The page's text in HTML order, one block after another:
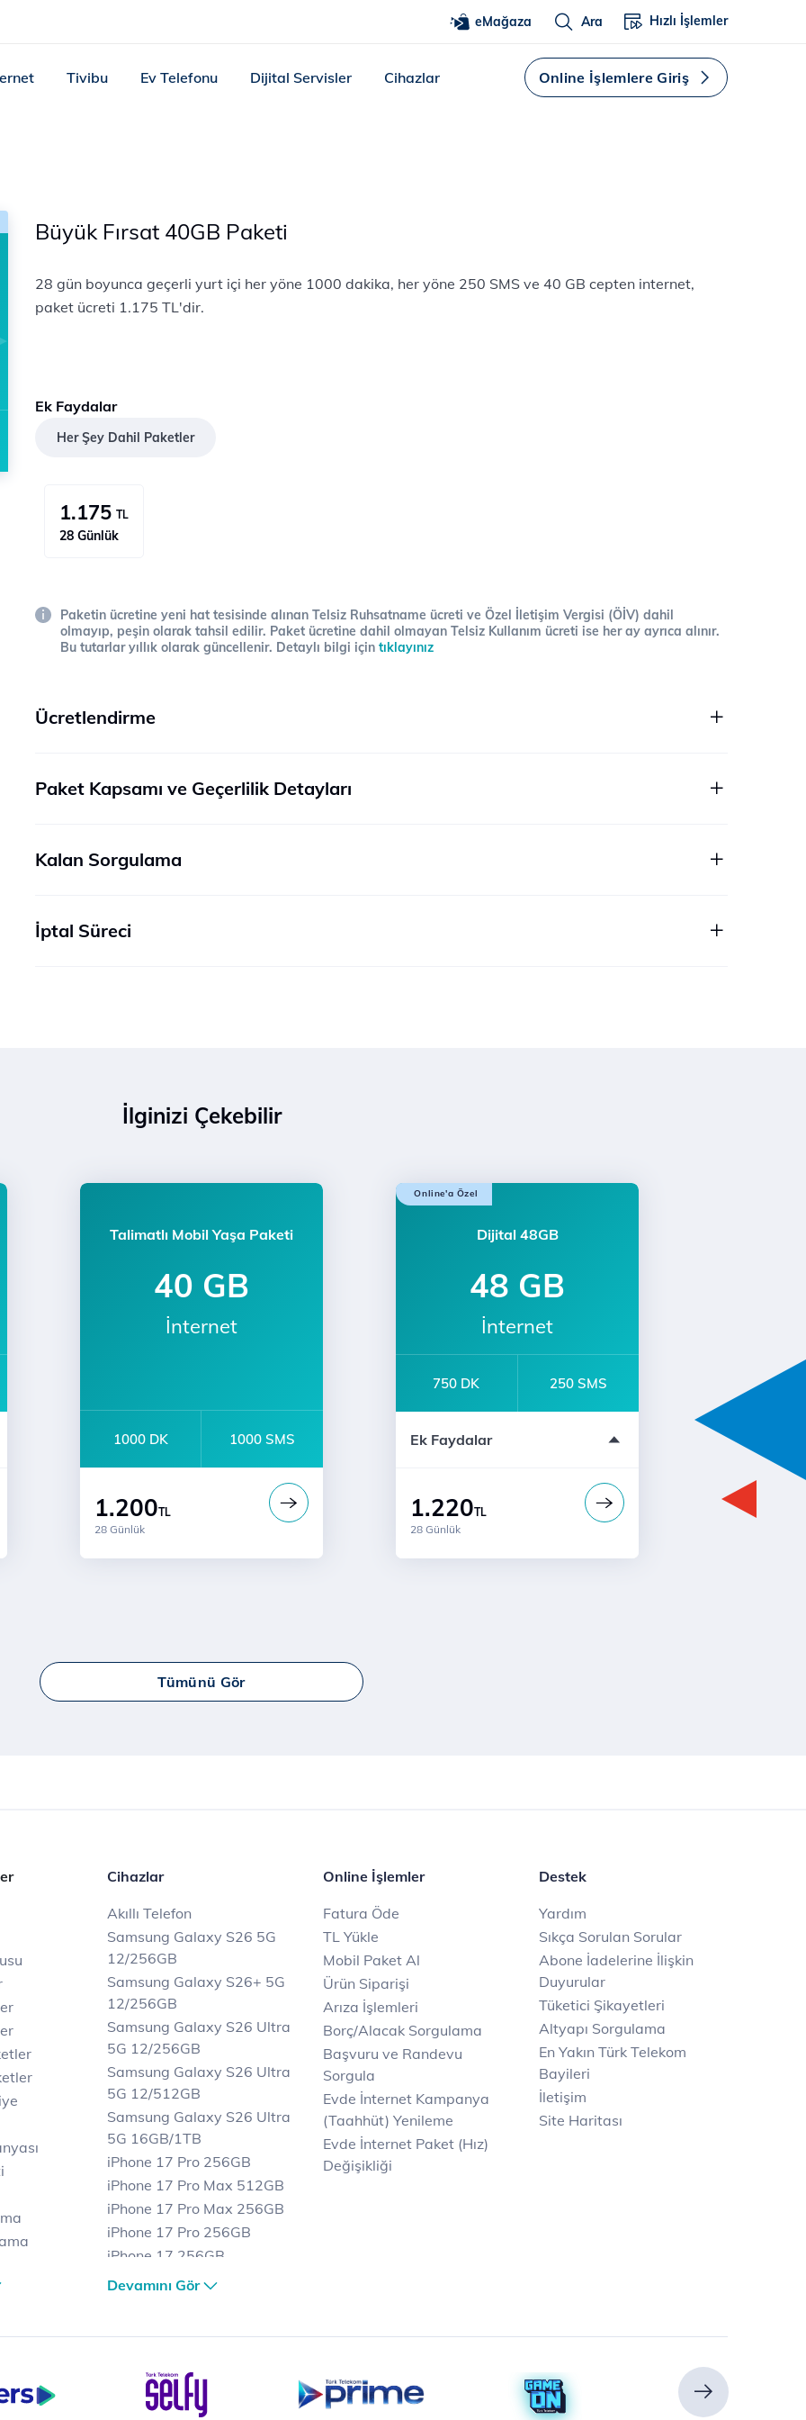
eMağaza Ara Hızlı İşlemler
Tivibu Ev Telefonu Dijital Servisler Cihazlar Online İşlemlere Giriş
Büyük Fırsat 40GB Paketi
28 gün boyunca geçerli yurt içi her yöne 1000 dakika, her yöne 250 SMS ve 40 GB cepten internet,
paket ücreti 1.175 TL'dir.
Ek Faydalar
Her Şey Dahil Paketler
1.175 TL
28 Günlük
Paketin ücretine yeni hat tesisinde alınan Telsiz Ruhsatname ücreti ve Özel İletişim Vergisi (ÖİV) dahil
olmayıp, peşin olarak tahsil edilir. Paket ücretine dahil olmayan Telsiz Kullanım ücreti ise her ay ayrıca alınır.
Bu tutarlar yıllık olarak güncellenir. Detaylı bilgi için tıklayınız
Ücretlendirme
Paket Kapsamı ve Geçerlilik Detayları
Kalan Sorgulama
İptal Süreci
İlginizi Çekebilir
Talimatlı Mobil Yaşa Paketi
40 GB
İnternet
1000 DK 1000 SMS
1.200TL
28 Günlük
Online'a Özel
Dijital 48GB
48 GB
İnternet
750 DK 250 SMS
Ek Faydalar
Bi' Dünya Fırsat
1.220TL
28 Günlük
Tümünü Gör
Cihazlar
Akıllı Telefon
Samsung Galaxy S26 5G
12/256GB
Samsung Galaxy S26+ 5G
12/256GB
Samsung Galaxy S26 Ultra
5G 12/256GB
Samsung Galaxy S26 Ultra
5G 12/512GB
Samsung Galaxy S26 Ultra
5G 16GB/1TB
iPhone 17 Pro 256GB
iPhone 17 Pro Max 512GB
iPhone 17 Pro Max 256GB
iPhone 17 Pro 256GB
iPhone 17 256GB
iPhone 17 Air 256GB
Casper Nirvana C370
Notebook
Devamını Gör
Online İşlemler
Fatura Öde
TL Yükle
Mobil Paket Al
Ürün Siparişi
Arıza İşlemleri
Borç/Alacak Sorgulama
Başvuru ve Randevu
Sorgula
Evde İnternet Kampanya
(Taahhüt) Yenileme
Evde İnternet Paket (Hız)
Değişikliği
Destek
Yardım
Sıkça Sorulan Sorular
Abone İadelerine İlişkin
Duyurular
Tüketici Şikayetleri
Altyapı Sorgulama
En Yakın Türk Telekom
Bayileri
İletişim
Site Haritası